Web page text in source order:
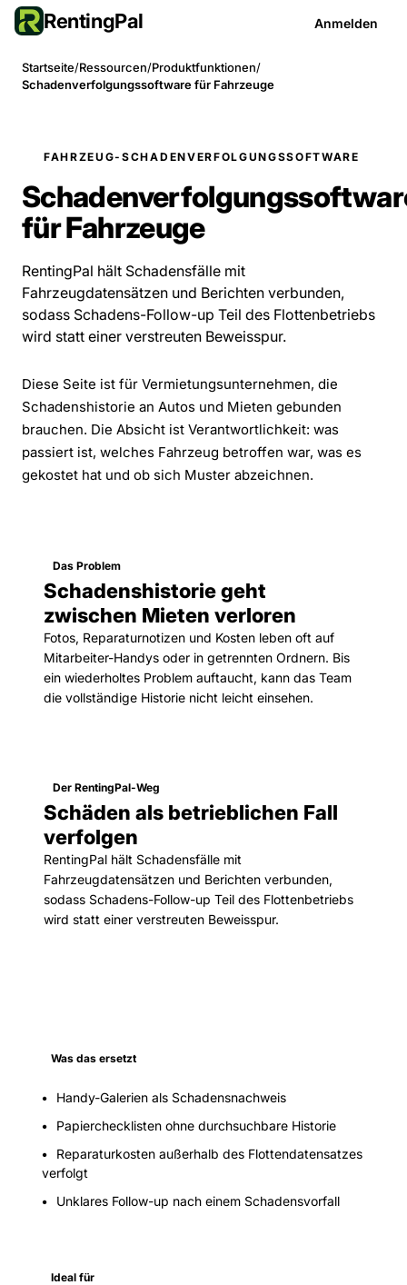
RentingPal Anmelden
Startseite/Ressourcen/Produktfunktionen/
Schadenverfolgungssoftware für Fahrzeuge
FAHRZEUG-SCHADENVERFOLGUNGSSOFTWARE
für Fahrzeuge
RentingPal hält Schadensfälle mit
Fahrzeugdatensätzen und Berichten verbunden,
sodass Schadens-Follow-up Teil des Flottenbetriebs
wird statt einer verstreuten Beweisspur.
Diese Seite ist für Vermietungsunternehmen, die
Schadenshistorie an Autos und Mieten gebunden
brauchen. Die Absicht ist Verantwortlichkeit: was
passiert ist, welches Fahrzeug betroffen war, was es
gekostet hat und ob sich Muster abzeichnen.
Das Problem
Schadenshistorie geht
zwischen Mieten verloren
Fotos, Reparaturnotizen und Kosten leben oft auf
Mitarbeiter-Handys oder in getrennten Ordnern. Bis
ein wiederholtes Problem auftaucht, kann das Team
die vollständige Historie nicht leicht einsehen.
Der RentingPal-Weg
Schäden als betrieblichen Fall
verfolgen
RentingPal hält Schadensfälle mit
Fahrzeugdatensätzen und Berichten verbunden,
sodass Schadens-Follow-up Teil des Flottenbetriebs
wird statt einer verstreuten Beweisspur.
Was das ersetzt
Handy-Galerien als Schadensnachweis
Papierchecklisten ohne durchsuchbare Historie
Reparaturkosten außerhalb des Flottendatensatzes
verfolgt
Unklares Follow-up nach einem Schadensvorfall
Ideal für